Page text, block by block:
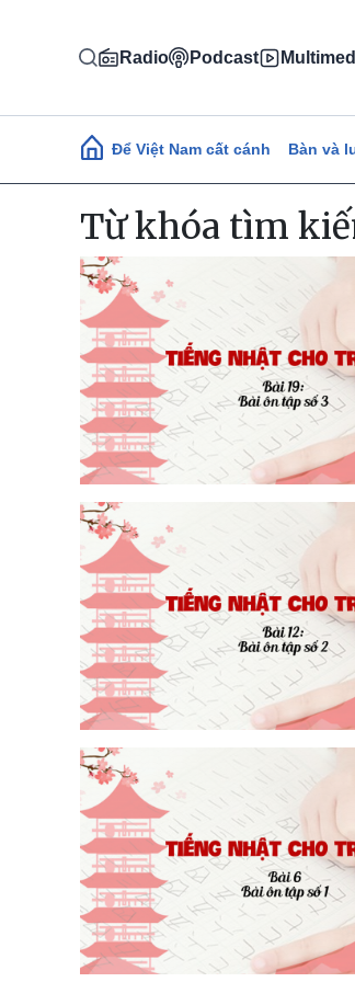
Radio Podcast
Main navigation
Để Việt Nam cất cánh Bàn và
Từ khóa tìm